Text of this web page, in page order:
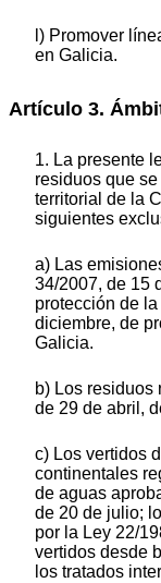
l) Promover
en Galicia.
Artículo 3.
1. La presente
residuos que
territorial de la
siguientes
a) Las
34/2007, de 15
protección de
diciembre, de
Galicia.
b) Los residuos
de 29 de abril,
c) Los vertidos
continentales
de aguas
de 20 de julio;
por la Ley 22/
vertidos desde
los tratados